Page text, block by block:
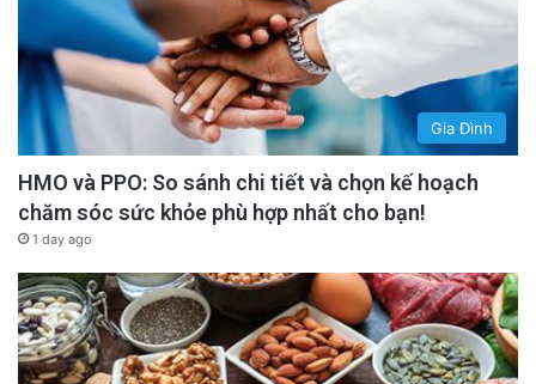
Gia Đình
HMO và PPO: So sánh chi tiết và chọn kế hoạch
chăm sóc sức khỏe phù hợp nhất cho bạn!
1 day ago